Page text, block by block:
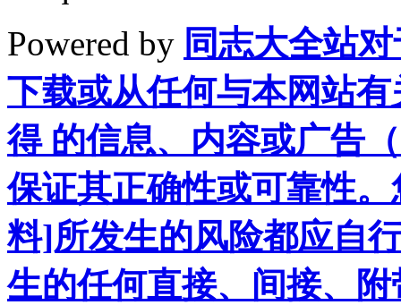
Powered by 同志大全站
下载或从任何与本网站
得 的信息、内容或广告
保证其正确性或可靠性
料]所发生的风险都应自
生的任何直接、间接、